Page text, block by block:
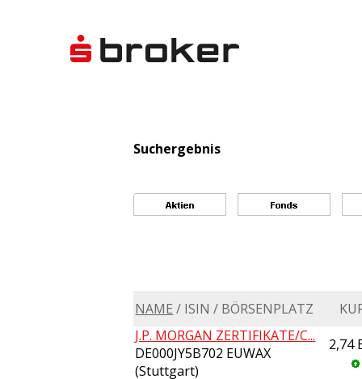
Suchergebnis
NAME / ISIN / BÖRSENPLATZ
J.P. MORGAN ZERTIFIKATE/C...
DE000JY5B702 EUWAX
(Stuttgart)
2,74